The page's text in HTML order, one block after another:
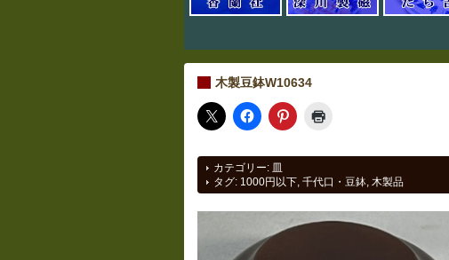
木製豆鉢W10634
カテゴリー: 皿
タグ: 1000円以下 千代口・豆鉢 木製品